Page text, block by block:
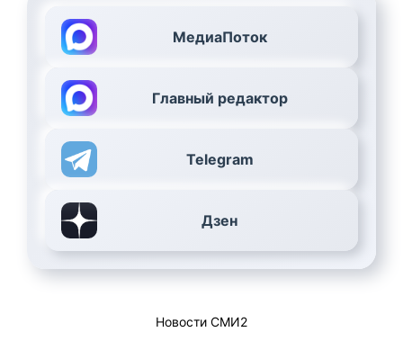
МедиаПоток
Главный редактор
Telegram
Дзен
Новости СМИ2